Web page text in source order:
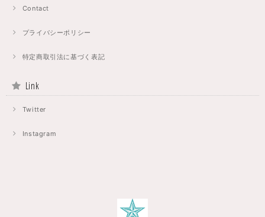
Contact
プライバシーポリシー
特定商取引法に基づく表記
Link
Twitter
Instagram